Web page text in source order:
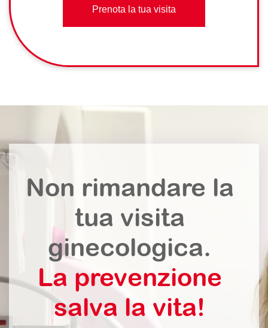
Prenota la tua visita
Non rimandare la
tua visita
ginecologica.
La prevenzione
salva la vita!